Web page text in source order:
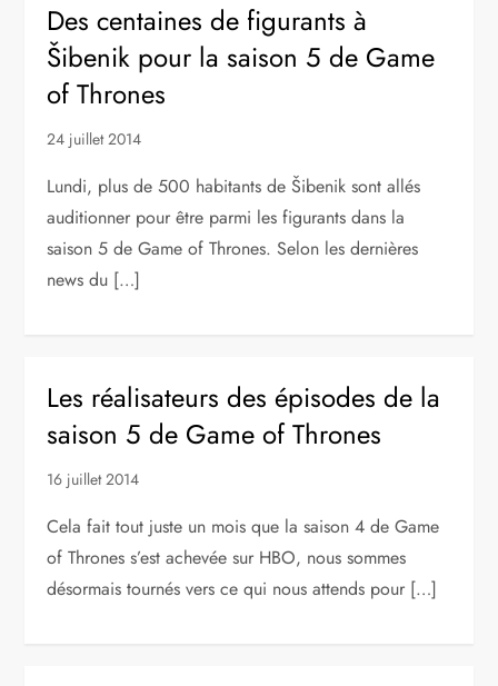
Des centaines de figurants à
Šibenik pour la saison 5 de Game
of Thrones
24 juillet 2014
Lundi, plus de 500 habitants de Šibenik sont allés
auditionner pour être parmi les figurants dans la
saison 5 de Game of Thrones. Selon les dernières
news du […]
Les réalisateurs des épisodes de la
saison 5 de Game of Thrones
16 juillet 2014
Cela fait tout juste un mois que la saison 4 de Game
of Thrones s’est achevée sur HBO, nous sommes
désormais tournés vers ce qui nous attends pour […]